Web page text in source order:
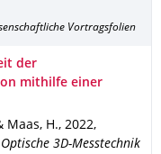
Vortragsfolien
der
mithilfe einer
Maas, H., 2022,
3D-Messtechnik